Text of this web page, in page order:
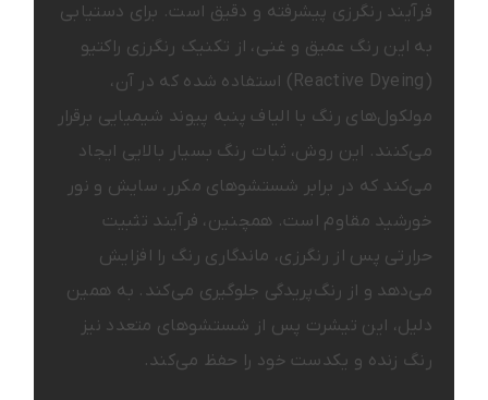
فرآیند رنگرزی پیشرفته و دقیق است. برای دستیابی
به این رنگ عمیق و غنی، از تکنیک رنگرزی راکتیو
(Reactive Dyeing) استفاده شده که در آن،
مولکول‌های رنگ با الیاف پنبه پیوند شیمیایی برقرار
می‌کنند. این روش، ثبات رنگ بسیار بالایی ایجاد
می‌کند که در برابر شستشوهای مکرر، سایش و نور
خورشید مقاوم است. همچنین، فرآیند تثبیت
حرارتی پس از رنگرزی، ماندگاری رنگ را افزایش
می‌دهد و از رنگ‌پریدگی جلوگیری می‌کند. به همین
دلیل، این تیشرت پس از شستشوهای متعدد نیز
رنگ زنده و یکدست خود را حفظ می‌کند.